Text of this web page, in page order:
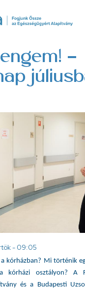
-
- 09:05
kórházban? Mi történik
kórházi osztályon? A
és a Budapesti